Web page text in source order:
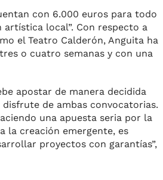
con 6.000 euros para todo
local”. Con respecto a
el Teatro Calderón, Anguita ha
o cuatro semanas y con una
apostar de manera decidida
de ambas convocatorias.
una apuesta seria por la
la creación emergente, es
proyectos con garantías”,